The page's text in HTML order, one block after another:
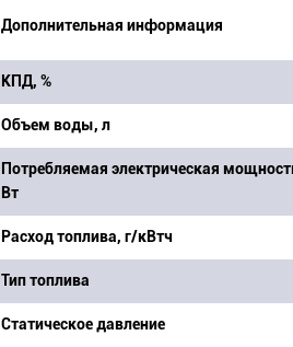
Дополнительная информация
КПД, %
Объем воды, л
Потребляемая электрическая
Вт
Расход топлива, г/кВтч
Тип топлива
Статическое давление